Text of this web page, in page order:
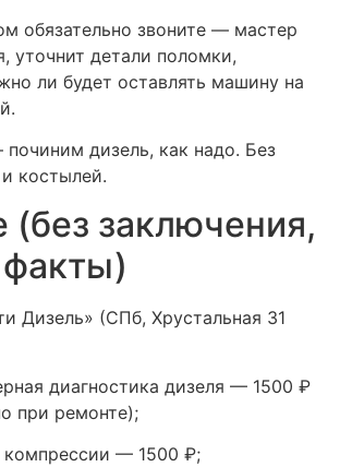
обязательно звоните — мастер
уточнит детали поломки,
ли будет оставлять машину на
дизель, как надо. Без
костылей.
заключения,
Дизель» (СПб, Хрустальная 31
диагностика дизеля — 1500 ₽
при ремонте);
компрессии — 1500 ₽;